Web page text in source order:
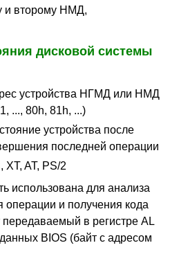
и второму НМД,
дисковой системы
устройства НГМД или НМД
..., 80h, 81h, ...)
устройства после
последней операции
XT, AT, PS/2
использована для анализа
операции и получения кода
в регистре AL
BIOS (байт с адресом